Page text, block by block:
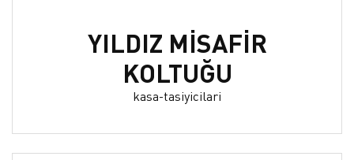
YILDIZ MİSAFİR
KOLTUĞU
kasa-tasiyicilari